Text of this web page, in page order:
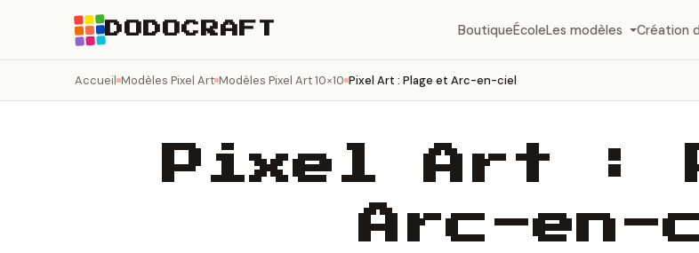
DODOCRAFT BoutiqueÉcoleLes modèles Création
Accueil Modèles Pixel Art Modèles Pixel Art 10×10 Pixel Art : Plage et Arc-en-ciel
Pixel Art :
Arc-en-